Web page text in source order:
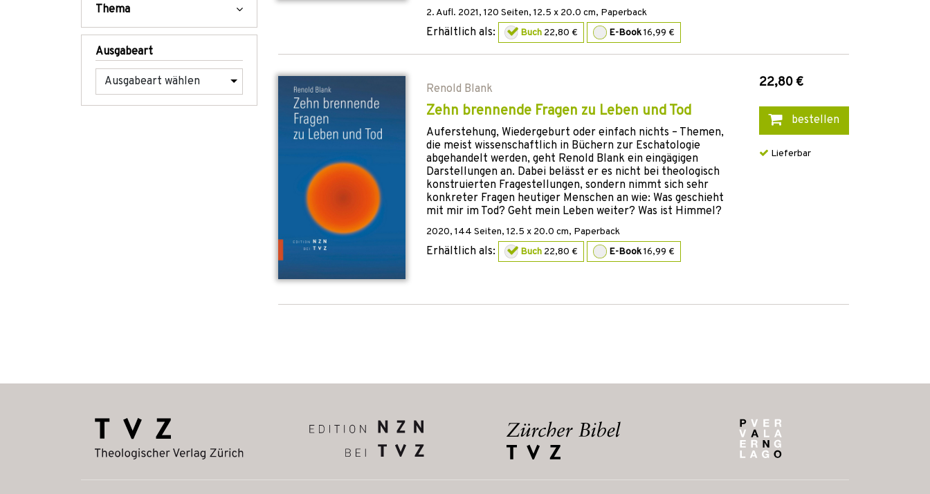
Thema
Ausgabeart
2. Aufl. 2021, 120 Seiten, 12.5 x 20.0 cm, Paperback
Erhältlich als: Buch 22,80 € E-Book16,99 €
Renold Blank
Zehn brennende Fragen zu Leben und Tod
Auferstehung, Wiedergeburt oder einfach nichts – Themen,
die meist wissenschaftlich in Büchern zur Eschatologie
abgehandelt werden, geht Renold Blank ein eingägigen
Darstellungen an. Dabei belässt er es nicht bei theologisch
konstruierten Fragestellungen, sondern nimmt sich sehr
konkreter Fragen heutiger Menschen an wie: Was geschieht
mit mir im Tod? Geht mein Leben weiter? Was ist Himmel?
2020, 144 Seiten, 12.5 x 20.0 cm, Paperback
Erhältlich als: Buch 22,80 € E-Book16,99 €
22,80 €
bestellen
Lieferbar